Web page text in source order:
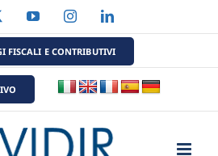
YouTubeInstagramLinkedIn
FISCALI E CONTRIBUTIVI